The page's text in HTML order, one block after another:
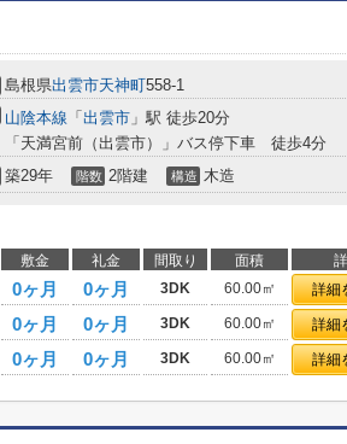
島根県出雲市天神町558-1
山陰本線 「 出雲市 」駅 徒歩20分
「天満宮前（出雲市）」バス停下車 徒歩4分
築29年 階数 2階建 構造 木造
敷金 礼金 間取り 面積
0ヶ月 0ヶ月 3DK 60.00㎡ 詳細
0ヶ月 0ヶ月 3DK 60.00㎡ 詳細
0ヶ月 0ヶ月 3DK 60.00㎡ 詳細